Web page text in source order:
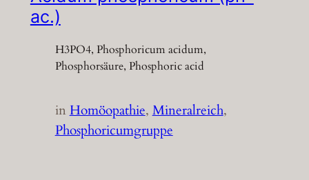
ac.)
H3PO4, Phosphoricum acidum,
Phosphorsäure, Phosphoric acid
inHomöopathie, Mineralreich
Phosphoricumgruppe